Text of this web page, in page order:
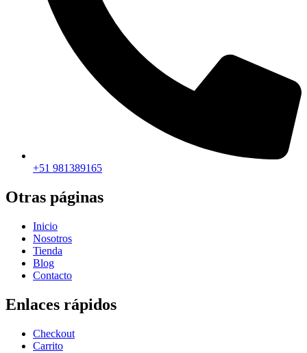
+51 981389165​
Otras páginas
Inicio
Nosotros
Tienda
Blog
Contacto
Enlaces rápidos
Checkout
Carrito